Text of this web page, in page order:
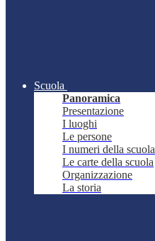
Scuola
Panoramica
Presentazione
I luoghi
Le persone
I numeri della scuola
Le carte della scuola
Organizzazione
La storia